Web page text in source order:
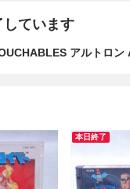
しています
アルトロン
本日終了